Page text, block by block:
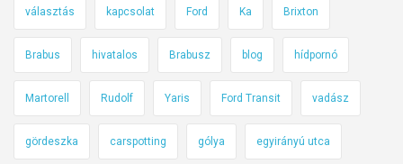
választás kapcsolat Ford Ka Brixton
Brabus hivatalos Brabusz blog hídpornó
Martorell Rudolf Yaris Ford Transit vadász
gördeszka carspotting gólya egyirányú utca